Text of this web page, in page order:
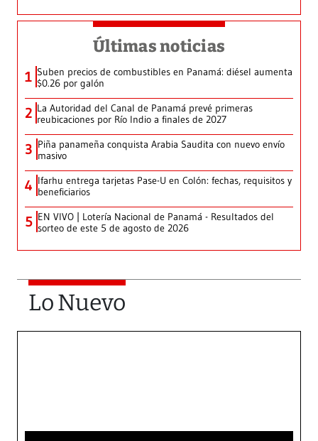
Últimas noticias
1 Suben precios de combustibles en Panamá: diésel aumenta
$0.26 por galón
2 La Autoridad del Canal de Panamá prevé primeras
reubicaciones por Río Indio a finales de 2027
3 Piña panameña conquista Arabia Saudita con nuevo envío
masivo
4 Ifarhu entrega tarjetas Pase-U en Colón: fechas, requisitos y
beneficiarios
5 EN VIVO | Lotería Nacional de Panamá - Resultados del
sorteo de este 5 de agosto de 2026
Lo Nuevo